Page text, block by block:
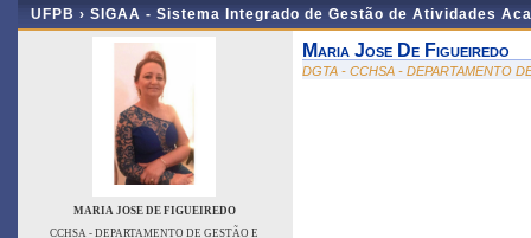
UFPB › SIGAA - Sistema Integrado de Gestão de Atividades
MARIA JOSE DE FIGUEIREDO
CCHSA - DEPARTAMENTO DE GESTÃO E
Maria Jose De Figueiredo
DGTA - CCHSA - DEPARTAMENTO